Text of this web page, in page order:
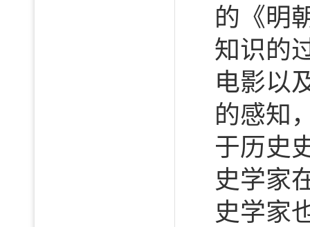
的《明
知识的
电影以
的感知
于历史
史学家
史学家